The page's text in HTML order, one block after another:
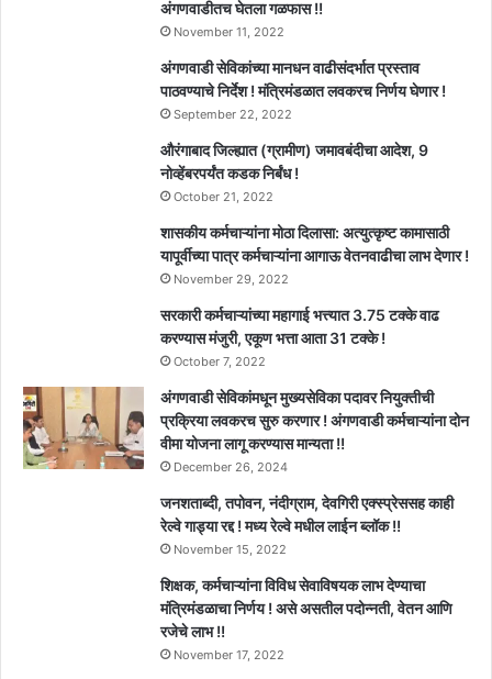
अंगणवाडीतच घेतला गळफास !!
November 11, 2022
अंगणवाडी सेविकांच्या मानधन वाढीसंदर्भात प्रस्ताव
पाठवण्याचे निर्देश ! मंत्रिमंडळात लवकरच निर्णय घेणार !
September 22, 2022
औरंगाबाद जिल्ह्यात (ग्रामीण) जमावबंदीचा आदेश, 9
नोव्हेंबरपर्यंत कडक निर्बंध !
October 21, 2022
शासकीय कर्मचाऱ्यांना मोठा दिलासा: अत्युत्कृष्ट कामासाठी
यापूर्वीच्या पात्र कर्मचाऱ्यांना आगाऊ वेतनवाढीचा लाभ देणार !
November 29, 2022
सरकारी कर्मचाऱ्यांच्या महागाई भत्त्यात 3.75 टक्के वाढ
करण्यास मंजुरी, एकूण भत्ता आता 31 टक्के !
October 7, 2022
अंगणवाडी सेविकांमधून मुख्यसेविका पदावर नियुक्तीची
प्रक्रिया लवकरच सुरु करणार ! अंगणवाडी कर्मचाऱ्यांना दोन
वीमा योजना लागू करण्यास मान्यता !!
December 26, 2024
जनशताब्दी, तपोवन, नंदीग्राम, देवगिरी एक्स्प्रेससह काही
रेल्वे गाड्या रद्द ! मध्य रेल्वे मधील लाईन ब्लॉक !!
November 15, 2022
शिक्षक, कर्मचाऱ्यांना विविध सेवाविषयक लाभ देण्याचा
मंत्रिमंडळाचा निर्णय ! असे असतील पदोन्नती, वेतन आणि
रजेचे लाभ !!
November 17, 2022